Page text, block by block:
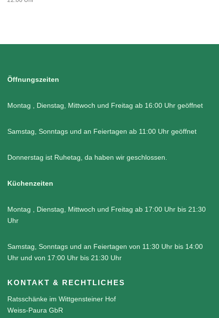
Öffnungszeiten
Montag , Dienstag, Mittwoch und Freitag ab 16:00 Uhr geöffnet
Samstag, Sonntags und an Feiertagen ab 11:00 Uhr geöffnet
Donnerstag ist Ruhetag, da haben wir geschlossen.
Küchenzeiten
Montag , Dienstag, Mittwoch und Freitag ab 17:00 Uhr bis 21:30
Uhr
Samstag, Sonntags und an Feiertagen von 11:30 Uhr bis 14:00
Uhr und von 17:00 Uhr bis 21:30 Uhr
KONTAKT & RECHTLICHES
Ratsschänke im Wittgensteiner Hof
Weiss-Paura GbR